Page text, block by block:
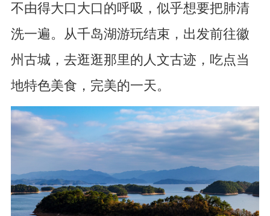
不由得大口大口的呼吸，似乎想要把肺清
洗一遍。从千岛湖游玩结束，出发前往徽
州古城，去逛逛那里的人文古迹，吃点当
地特色美食，完美的一天。